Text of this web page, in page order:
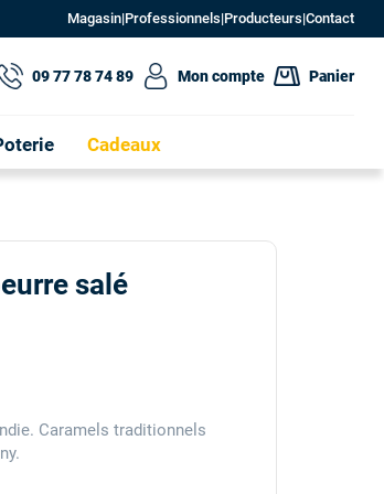
Magasin|Professionnels|Producteurs|Contact
Cadeaux
09 77 78 74 89 Mon compte Panier
salé
Caramels traditionnels